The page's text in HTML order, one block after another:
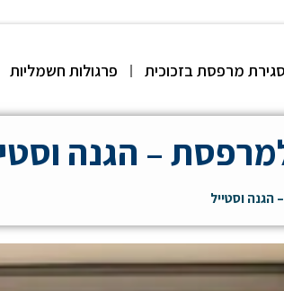
סגירת מרפסת בזכוכית פרגולות חשמליות
למרפסת – הגנה
הגנה וסטייל